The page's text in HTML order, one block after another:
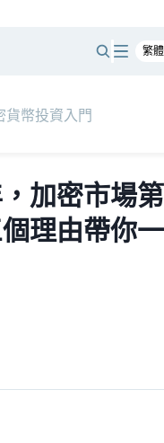
貨幣投資入門
加密市場第
理由帶你一